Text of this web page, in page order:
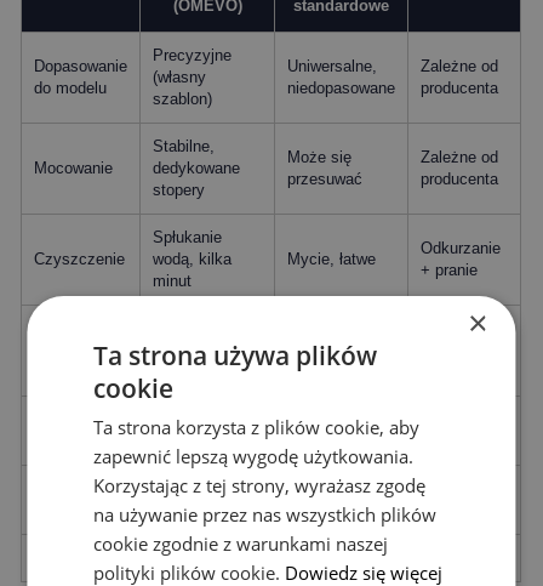
(OMEVO) standardowe
Dopasowanie
do modelu
Precyzyjne
(własny
szablon)
Uniwersalne,
niedopasowane
Zależne od
producenta
Mocowanie
Stabilne,
dedykowane
stopery
Może się
przesuwać
Zależne od
producenta
Czyszczenie
Spłukanie
wodą, kilka
minut
Mycie, łatwe
Odkurzanie
+ pranie
Zima / wilgoć Doskonałe Dobre
Słabe —
Brak
Bywa
wyczuwalny
Estetyka Nowoczesna Utylitarna
Elegancka,
klasyczna
Średnia Niska
×
Ta strona używa plików
cookie
Ta strona korzysta z plików cookie, aby
zapewnić lepszą wygodę użytkowania.
Korzystając z tej strony, wyrażasz zgodę
na używanie przez nas wszystkich plików
cookie zgodnie z warunkami naszej
polityki plików cookie. Dowiedz się więcej